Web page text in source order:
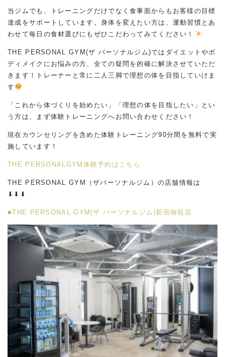
当ジムでも、トレーニングだけでなく食事面からもお客様の目標
達成をサポートしています。身体を変えたい方は、運動習慣とあ
わせて毎日の食材選びにもぜひこだわってみてください！
THE PERSONAL GYM(ザ パーソナルジム)ではダイエットやボ
ディメイクにお悩みの方、全ての疑問を的確に解決させていただ
きます！トレーナーと常に二人三脚で理想の体を目指していけま
す
「これから体づくりを始めたい」「理想の体を目指したい」とい
う方は、まず体験トレーニングへお問い合わせください！
現在カウンセリングを含めた体験トレーニング90分間を無料で実
施しています！
THE PERSONALGYM体験予約はこちら
THE PERSONAL GYM（ザパーソナルジム）の店舗情報は
⬇︎⬇︎⬇︎
■THE PERSONAL GYM(ザ パーソナルジム)新宿御苑店